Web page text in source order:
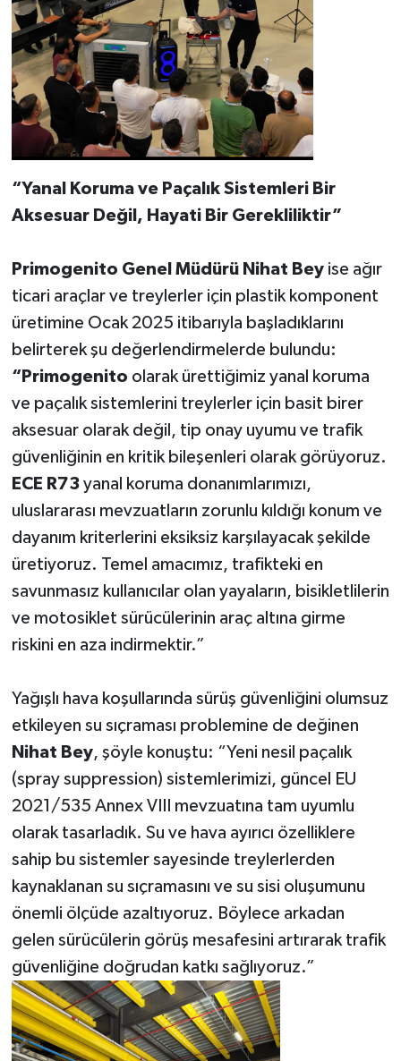
“Yanal Koruma ve Paçalık Sistemleri Bir
Aksesuar Değil, Hayati Bir Gerekliliktir”
Primogenito Genel Müdürü Nihat Bey ise ağır
ticari araçlar ve treylerler için plastik komponent
üretimine Ocak 2025 itibarıyla başladıklarını
belirterek şu değerlendirmelerde bulundu:
“Primogenito olarak ürettiğimiz yanal koruma
ve paçalık sistemlerini treylerler için basit birer
aksesuar olarak değil, tip onay uyumu ve trafik
güvenliğinin en kritik bileşenleri olarak görüyoruz.
ECE R73yanal koruma donanımlarımızı,
uluslararası mevzuatların zorunlu kıldığı konum ve
dayanım kriterlerini eksiksiz karşılayacak şekilde
üretiyoruz. Temel amacımız, trafikteki en
savunmasız kullanıcılar olan yayaların, bisikletlilerin
ve motosiklet sürücülerinin araç altına girme
riskini en aza indirmektir.”
Yağışlı hava koşullarında sürüş güvenliğini olumsuz
etkileyen su sıçraması problemine de değinen
Nihat Bey, şöyle konuştu: “Yeni nesil paçalık
(spray suppression) sistemlerimizi, güncel EU
2021/535 Annex VIII mevzuatına tam uyumlu
olarak tasarladık. Su ve hava ayırıcı özelliklere
sahip bu sistemler sayesinde treylerlerden
kaynaklanan su sıçramasını ve su sisi oluşumunu
önemli ölçüde azaltıyoruz. Böylece arkadan
gelen sürücülerin görüş mesafesini artırarak trafik
güvenliğine doğrudan katkı sağlıyoruz.”